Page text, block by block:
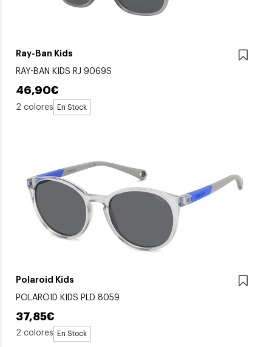
Ray-Ban Kids
RAY-BAN KIDS RJ 9069S
46,90€
2 colores En Stock
Polaroid Kids
POLAROID KIDS PLD 8059
37,85€
2 colores En Stock